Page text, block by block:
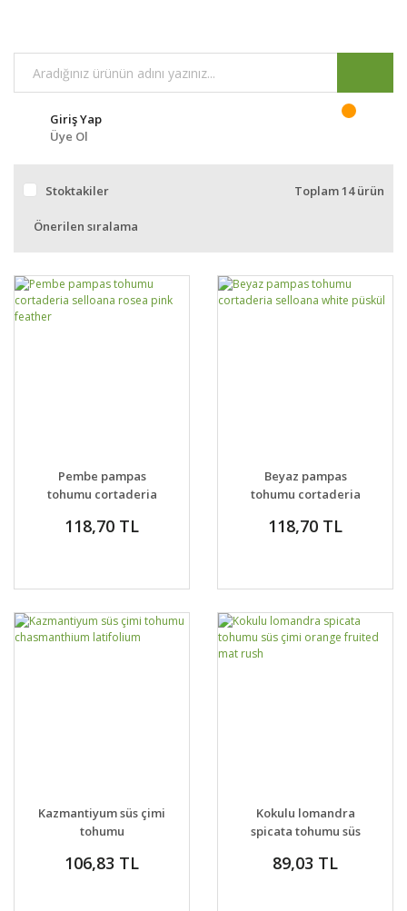
Giriş Yap
Üye Ol
Stoktakiler Toplam 14 ürün
Pembe pampas
tohumu cortaderia
feather
118,70 TL
Beyaz pampas
tohumu cortaderia
118,70 TL
Kazmantiyum süs çimi
tohumu
latifolium
106,83 TL
Kokulu lomandra
spicata tohumu süs
mat rush
89,03 TL